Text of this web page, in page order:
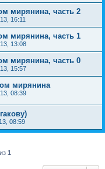
мирянина, часть 2
16:11
мирянина, часть 1
13:08
мирянина, часть 0
15:57
мирянина
08:39
08:59
из 1